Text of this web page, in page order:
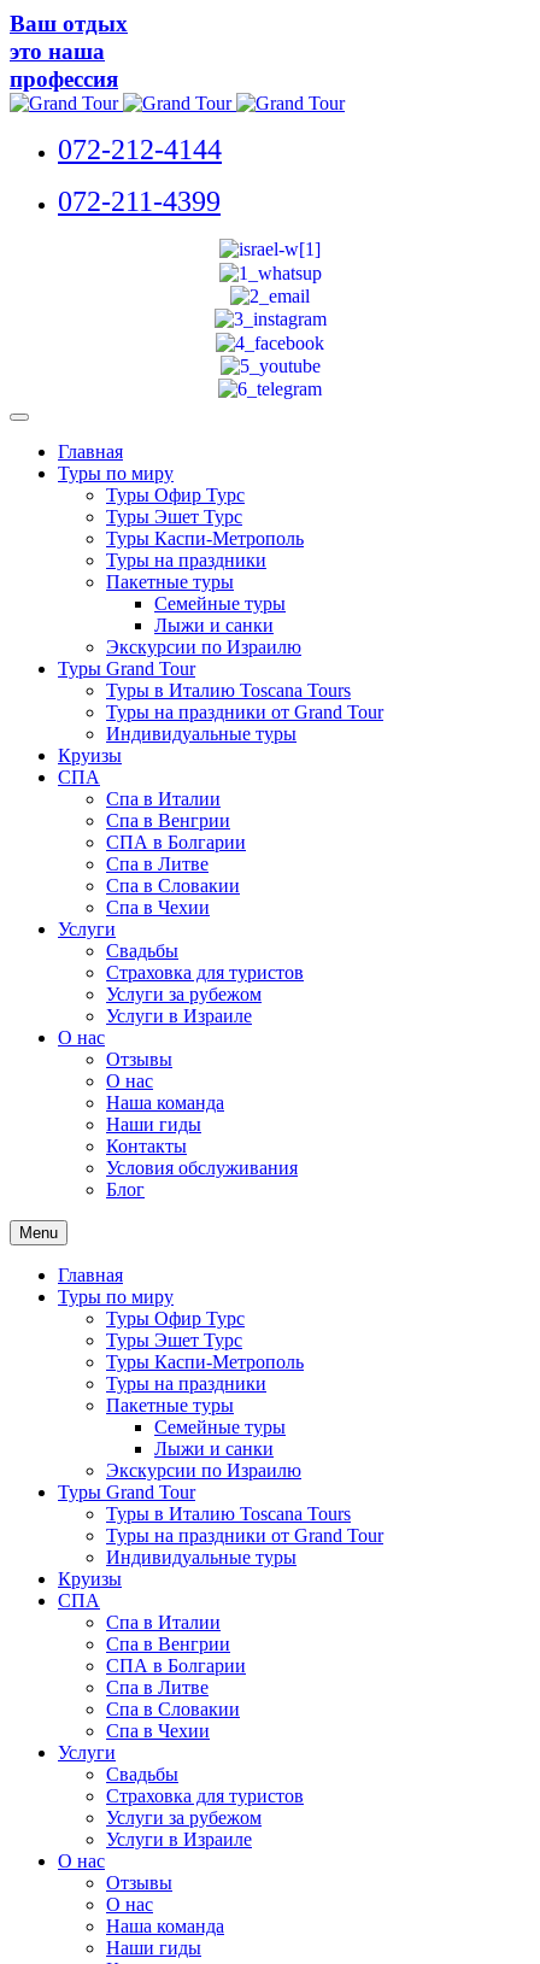
Ваш отдых
это наша
профессия
072-212-4144
072-211-4399
Главная
Туры по миру
Туры Офир Турс
Туры Эшет Турс
Туры Каспи-Метрополь
Туры на праздники
Пакетные туры
Семейные туры
Лыжи и санки
Экскурсии по Израилю
Туры Grand Tour
Туры в Италию Toscana Tours
Туры на праздники от Grand Tour
Индивидуальные туры
Круизы
СПА
Спа в Италии
Спа в Венгрии
СПА в Болгарии
Спа в Литве
Спа в Словакии
Спа в Чехии
Услуги
Свадьбы
Страховка для туристов
Услуги за рубежом
Услуги в Израиле
О нас
Отзывы
О нас
Наша команда
Наши гиды
Контакты
Условия обслуживания
Блог
Menu
Главная
Туры по миру
Туры Офир Турс
Туры Эшет Турс
Туры Каспи-Метрополь
Туры на праздники
Пакетные туры
Семейные туры
Лыжи и санки
Экскурсии по Израилю
Туры Grand Tour
Туры в Италию Toscana Tours
Туры на праздники от Grand Tour
Индивидуальные туры
Круизы
СПА
Спа в Италии
Спа в Венгрии
СПА в Болгарии
Спа в Литве
Спа в Словакии
Спа в Чехии
Услуги
Свадьбы
Страховка для туристов
Услуги за рубежом
Услуги в Израиле
О нас
Отзывы
О нас
Наша команда
Наши гиды